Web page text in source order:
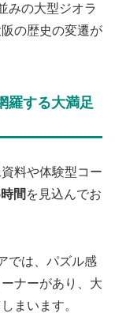
みの大型ジオラ
の歴史の変遷が
羅する大満足
料や体験型コー
間 を見込んでお
では、パズル感
ナーがあり、大
まいます。